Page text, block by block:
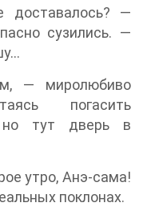
—
сузились. —
— миролюбиво
погасить
но тут дверь в
утро, Анэ-сама!
поклонах.